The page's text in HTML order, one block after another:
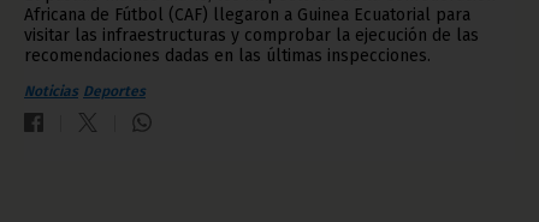
Africana de Fútbol (CAF) llegaron a Guinea Ecuatorial para
visitar las infraestructuras y comprobar la ejecución de las
recomendaciones dadas en las últimas inspecciones.
Noticias Deportes